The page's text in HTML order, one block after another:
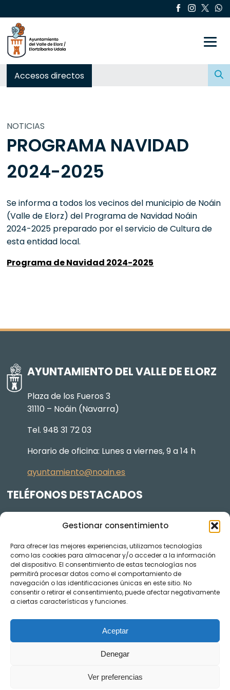
Gestionar consentimiento
Para ofrecer las mejores experiencias, utilizamos tecnologías
como las cookies para almacenar y/o acceder a la información
del dispositivo. El consentimiento de estas tecnologías nos
permitirá procesar datos como el comportamiento de
navegación o las identificaciones únicas en este sitio. No
consentir o retirar el consentimiento, puede afectar negativamente
a ciertas características y funciones.
Aceptar
Denegar
Ver preferencias
Accesos directos
Buscar:
NOTICIAS
PROGRAMA NAVIDAD
2024-2025
Se informa a todos los vecinos del municipio de Noáin
(Valle de Elorz) del Programa de Navidad Noáin
2024-2025 preparado por el servicio de Cultura de
esta entidad local.
Programa de Navidad 2024-2025
AYUNTAMIENTO DEL VALLE DE ELORZ
Plaza de los Fueros 3
31110 – Noáin (Navarra)
Tel. 948 31 72 03
Horario de oficina: Lunes a viernes, 9 a 14 h
ayuntamiento@noain.es
TELÉFONOS DESTACADOS
605 834 045
948 368 156
Jardinería y Agenda Local 2030
948 074 848
TRANSPARENCIA
Videos de los plenos en YouTube